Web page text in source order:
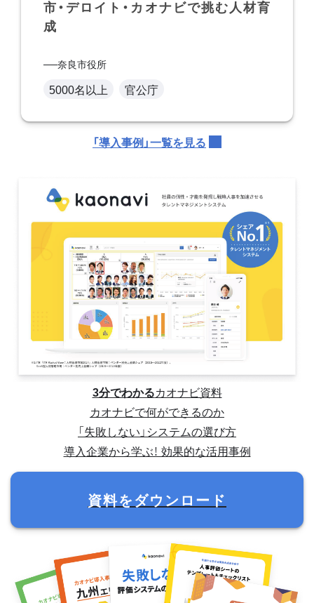
市・デロイト・カオナビで挑む人材育
成
奈良市役所
5000名以上 官公庁
「導入事例」一覧を見る
3分でわかるカオナビ資料
カオナビで何ができるのか
「失敗しない」システムの選び方
導入企業から学ぶ！ 効果的な活用事例
資料をダウンロード